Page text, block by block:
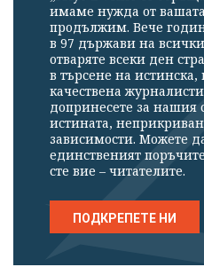
имаме нужда от
продължим. Вече
в 97 държави на
отваряте всеки ден
в търсене на
качествена
допринесете за нашия
истината,
зависимости. Можете
единственият
сте вие – читателите.
ПОДКРЕПЕТЕ НИ